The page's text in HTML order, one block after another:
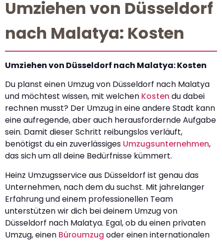
Umziehen von Düsseldorf
nach Malatya: Kosten
Umziehen von Düsseldorf nach Malatya: Kosten
Du planst einen Umzug von Düsseldorf nach Malatya
und möchtest wissen, mit welchen Kosten du dabei
rechnen musst? Der Umzug in eine andere Stadt kann
eine aufregende, aber auch herausfordernde Aufgabe
sein. Damit dieser Schritt reibungslos verläuft,
benötigst du ein zuverlässiges Umzugsunternehmen,
das sich um all deine Bedürfnisse kümmert.
Heinz Umzugsservice aus Düsseldorf ist genau das
Unternehmen, nach dem du suchst. Mit jahrelanger
Erfahrung und einem professionellen Team
unterstützen wir dich bei deinem Umzug von
Düsseldorf nach Malatya. Egal, ob du einen privaten
Umzug, einen Büroumzug oder einen internationalen